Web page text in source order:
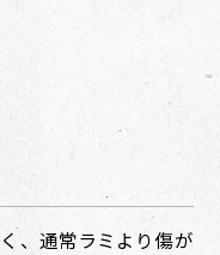
、通常ラミより傷が